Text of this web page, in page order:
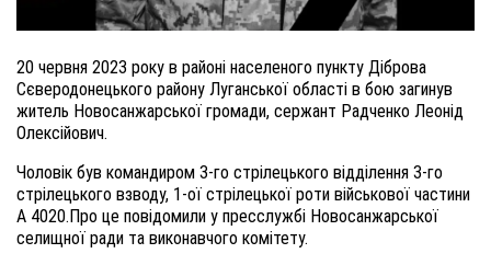
20 червня 2023 року в районі населеного пункту Діброва
Сєверодонецького району Луганської області в бою загинув
житель Новосанжарської громади, сержант Радченко Леонід
Олексійович.
Чоловік був командиром 3-го стрілецького відділення 3-го
стрілецького взводу, 1-ої стрілецької роти військової частини
А 4020.Про це повідомили у пресслужбі Новосанжарської
селищної ради та виконавчого комітету.